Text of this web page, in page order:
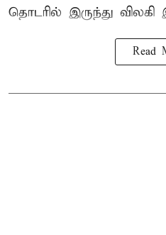
தொடரில் இருந்து விலகி
Read